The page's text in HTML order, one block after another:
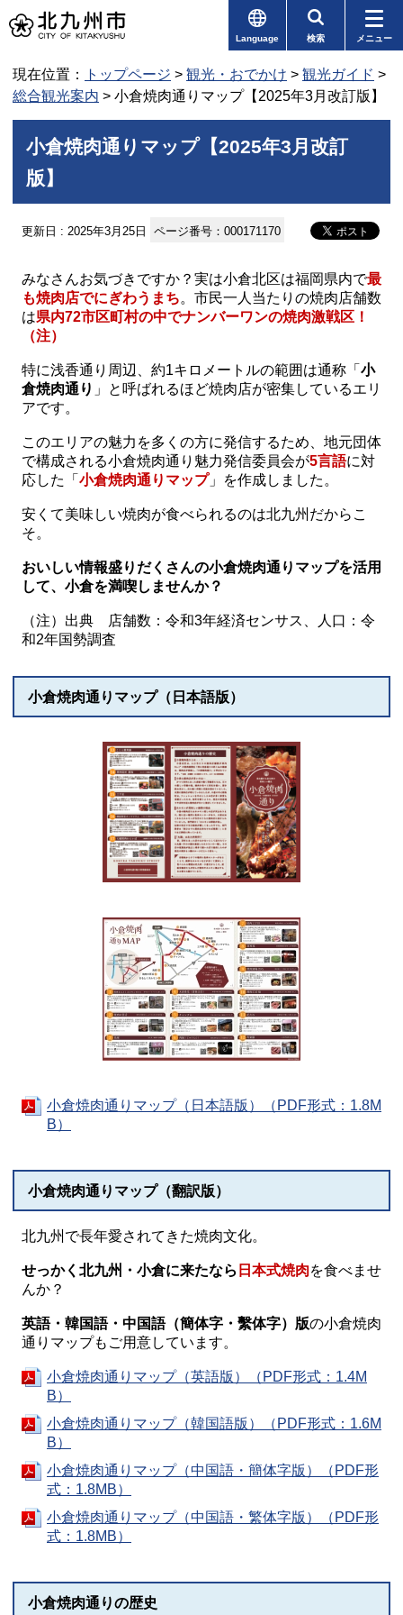
Language 検索 メニュー
現在位置： トップページ > 観光・おでかけ > 観光ガイド >
総合観光案内 > 小倉焼肉通りマップ【2025年3月改訂版】
小倉焼肉通りマップ【2025年3月改訂
版】
更新日 : 2025年3月25日 ページ番号：000171170
みなさんお気づきですか？実は小倉北区は福岡県内で最
も焼肉店でにぎわうまち。市民一人当たりの焼肉店舗数
は県内72市区町村の中でナンバーワンの焼肉激戦区！
（注）
特に浅香通り周辺、約1キロメートルの範囲は通称「 小
倉焼肉通り 」と呼ばれるほど焼肉店が密集しているエリ
アです。
このエリアの魅力を多くの方に発信するため、地元団体
で構成される小倉焼肉通り魅力発信委員会が5言語に対
応した「 小倉焼肉通りマップ」を作成しました。
安くて美味しい焼肉が食べられるのは北九州だからこ
そ。
おいしい情報盛りだくさんの小倉焼肉通りマップを活用
して、小倉を満喫しませんか？
（注）出典 店舗数：令和3年経済センサス、人口：令
和2年国勢調査
小倉焼肉通りマップ（日本語版）
小倉焼肉通りマップ（日本語版）（PDF形式：1.8M
B）
小倉焼肉通りマップ（翻訳版）
北九州で長年愛されてきた焼肉文化。
せっかく北九州・小倉に来たなら 日本式焼肉を食べませ
んか？
英語・韓国語・中国語（簡体字・繫体字）版の小倉焼肉
通りマップもご用意しています。
小倉焼肉通りマップ（英語版）（PDF形式：1.4M
B）
小倉焼肉通りマップ（韓国語版）（PDF形式：1.6M
B）
小倉焼肉通りマップ（中国語・簡体字版）（PDF形
式：1.8MB）
小倉焼肉通りマップ（中国語・繁体字版）（PDF形
式：1.8MB）
小倉焼肉通りの歴史